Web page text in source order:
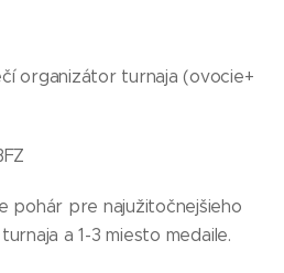
organizátor turnaja (ovocie+
pohár pre najužitočnejšieho
a 1-3 miesto medaile.